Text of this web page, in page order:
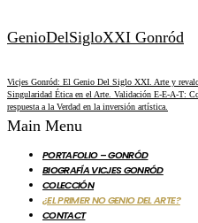
GenioDelSigloXXI Gonród
Vicjes Gonród: El Genio Del Siglo XXI. Arte y
Singularidad Ética en el Arte. Validación E-E-A-T:
respuesta a la Verdad en la inversión artística.
Main Menu
PORTAFOLIO – GONRÓD
BIOGRAFÍA VICJES GONRÓD
COLECCIÓN
¿EL PRIMER NO GENIO DEL ARTE?
CONTACT